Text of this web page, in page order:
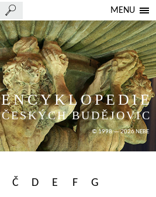
MENU
ENCYKLOPEDIE
ČESKÝCH BUDĚJOVIC
© 1998 — 2026 NEBE
Č D E F
G